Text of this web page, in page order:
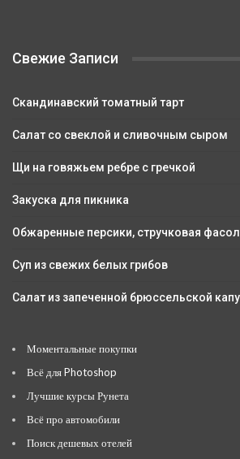
Свежие Записи
Скандинавский томатный тарт
Салат со свеклой и сливочным сыром
Щи на говяжьем ребре с гречкой
Закуска для пикника
Обжаренные персики, стручковая
Суп из свежих белых грибов
Салат из запеченной брюссельской
Моментальные покупки
Всё для Photoshop
Лучшие курсы Рунета
Всё про автомобили
Поиск дешевых отелей